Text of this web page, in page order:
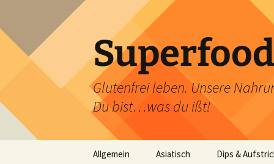
springen
Glutenfrei leben. Unsere
Du bist…was du ißt!
Allgemein Asiatisch Dips &